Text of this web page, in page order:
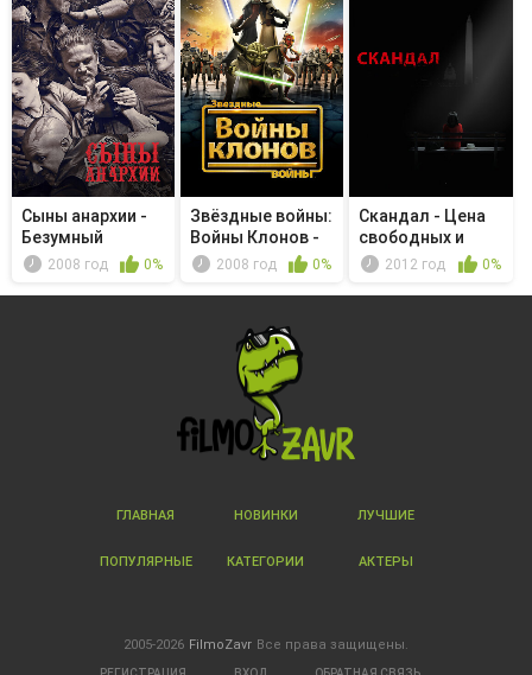
Сыны анархии -
Безумный
король
2008 год 0%
Звёздные войны:
Войны Клонов -
Битва ...
2008 год 0%
Скандал - Цена
свободных и
честных вы...
2012 год 0%
ГЛАВНАЯ НОВИНКИ ЛУЧШИЕ
ПОПУЛЯРНЫЕ КАТЕГОРИИ АКТЕРЫ
2005-2026 FilmoZavr Все права защищены.